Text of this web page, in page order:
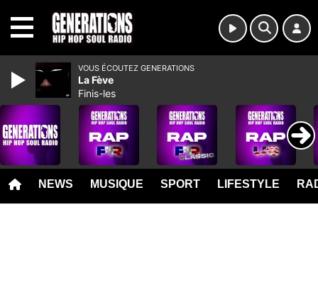
NEWS MUSIQUE SPORT LIFESTYLE
VOUS ÉCOUTEZ GENERATIONS
La Fève
Finis-les